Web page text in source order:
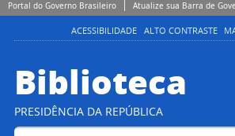
Portal do Governo Brasileiro Atualize sua Barra de
ACESSIBILIDADE ALTO CONTRASTE
Biblioteca
PRESIDÊNCIA DA REPÚBLICA
Buscar no portal